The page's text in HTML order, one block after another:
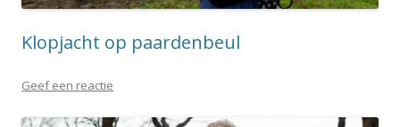
Klopjacht op paardenbeul
Geef een reactie